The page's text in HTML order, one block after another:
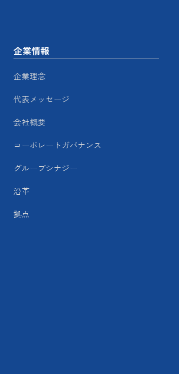
企業情報
企業理念
代表メッセージ
会社概要
コーポレートガバナンス
グループシナジー
沿革
拠点